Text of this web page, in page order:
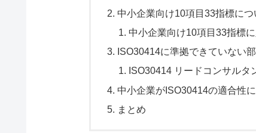
中小企業向け10項目33指標に
中小企業向け10項目33指標
ISO30414に準拠できていない
ISO30414 リードコンサルタ
中小企業がISO30414の適合性
まとめ